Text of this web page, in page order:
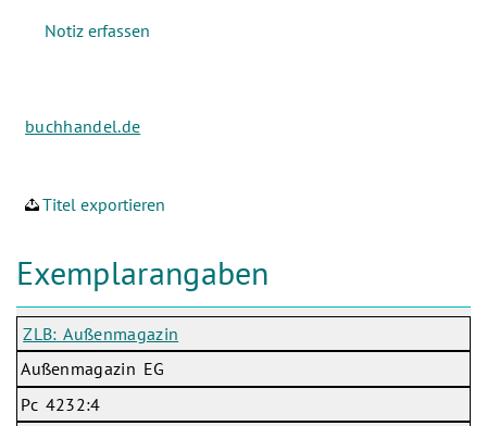
buchhandel.de
Titel exportieren
Exemplarangaben
ZLB: Außenmagazin
Außenmagazin EG
Pc 4232:4